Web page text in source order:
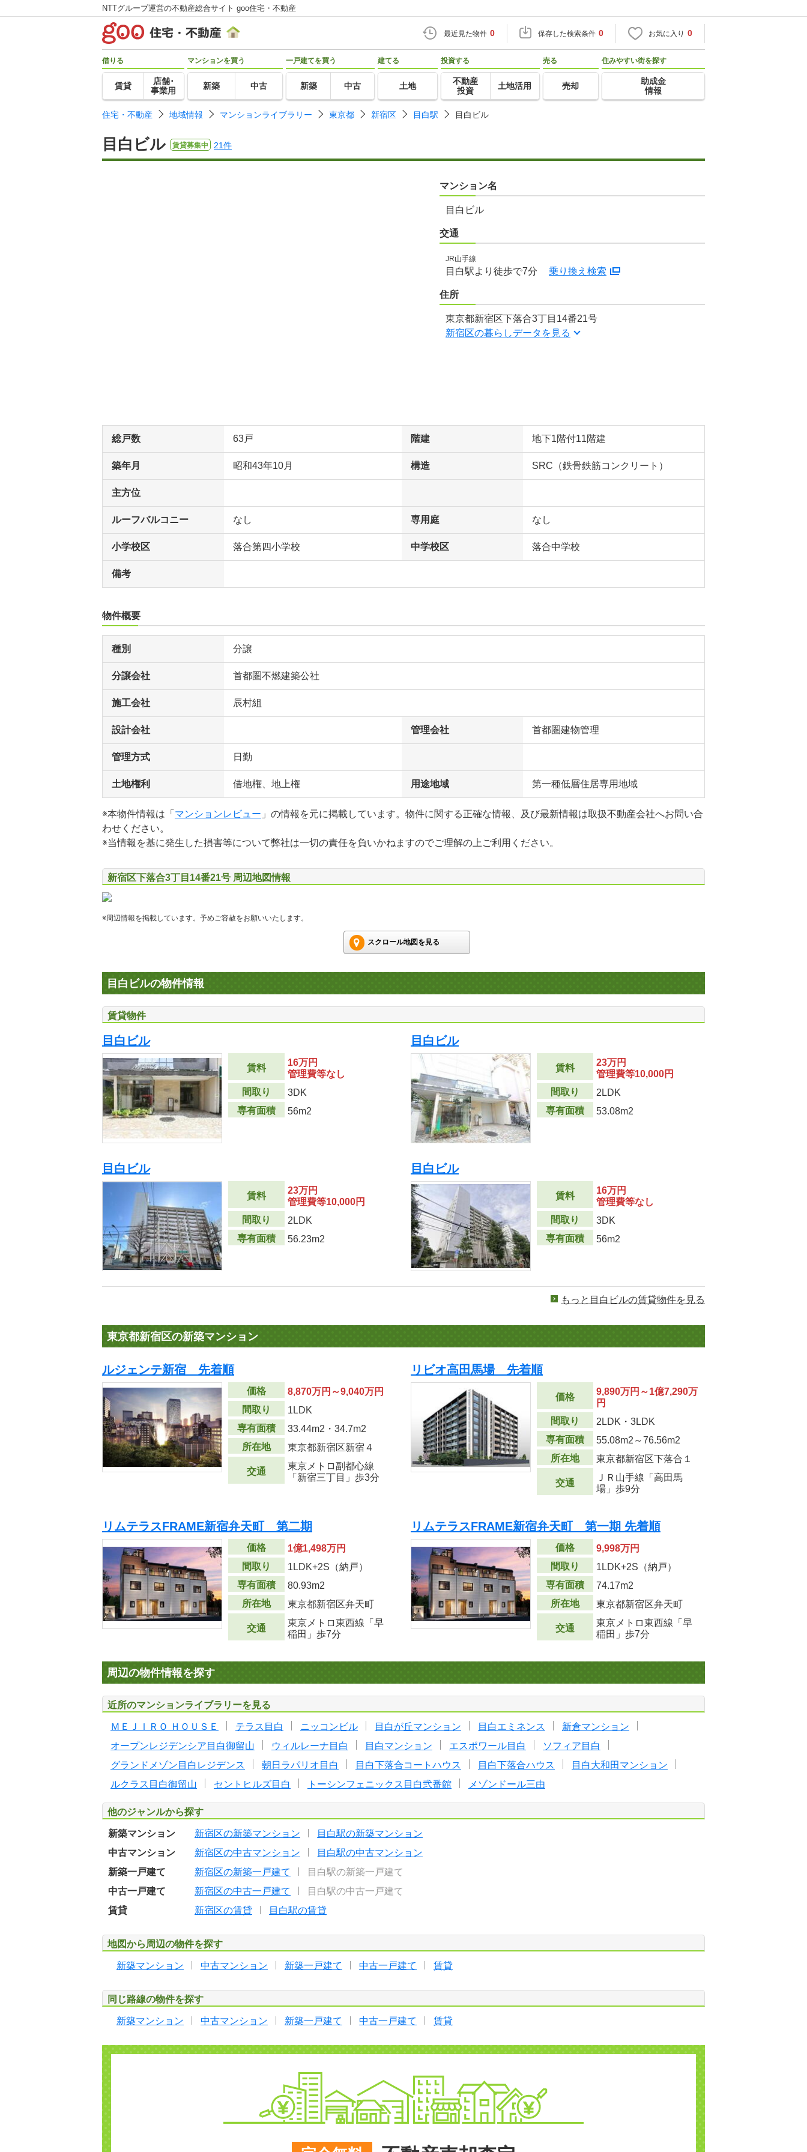
NTTグループ運営の不動産総合サイト goo住宅・不動産
最近見た物件 0 保存した検索条件 0 お気に入り 0
借りる
賃貸
店舗･
事業用
マンションを買う
新築 中古
一戸建てを買う
新築 中古
建てる
土地
投資する
不動産
投資
土地活用
売る
売却
住みやすい街を探す
助成金
情報
住宅・不動産 地域情報 マンションライブラリー 東京都 新宿区 目白駅 目白ビル
目白ビル 賃貸募集中 21件
マンション名
目白ビル
交通
JR山手線
目白駅より徒歩で7分 乗り換え検索
住所
東京都新宿区下落合3丁目14番21号
新宿区の暮らしデータを見る
総戸数 63戸 階建 地下1階付11階建
築年月 昭和43年10月 構造 SRC（鉄骨鉄筋コンクリート）
主方位
ルーフバルコニー なし 専用庭 なし
小学校区 落合第四小学校 中学校区 落合中学校
備考
物件概要
種別 分譲
分譲会社 首都圏不燃建築公社
施工会社 辰村組
設計会社 管理会社 首都圏建物管理
管理方式 日勤
土地権利 借地権、地上権 用途地域 第一種低層住居専用地域
※本物件情報は「 マンションレビュー 」の情報を元に掲載しています。物件に関する正確な情報、及び最新情報は取扱不動産会社へお問い合
わせください。
※当情報を基に発生した損害等について弊社は一切の責任を負いかねますのでご理解の上ご利用ください。
新宿区下落合3丁目14番21号 周辺地図情報
※周辺情報を掲載しています。予めご容赦をお願いいたします。
スクロール地図を見る
目白ビルの物件情報
賃貸物件
目白ビル
賃料
16万円
管理費等なし
間取り
3DK
専有面積
56m2
目白ビル
賃料
23万円
管理費等10,000円
間取り
2LDK
専有面積
53.08m2
目白ビル
賃料
23万円
管理費等10,000円
間取り
2LDK
専有面積
56.23m2
目白ビル
賃料
16万円
管理費等なし
間取り
3DK
専有面積
56m2
もっと目白ビルの賃貸物件を見る
東京都新宿区の新築マンション
ルジェンテ新宿 先着順
価格
8,870万円～9,040万円
間取り
1LDK
専有面積
33.44m2 ・34.7m2
所在地
東京都新宿区新宿４
交通
東京メトロ副都心線
「新宿三丁目」歩3分
リビオ高田馬場 先着順
価格
9,890万円～1億7,290万
円
間取り
2LDK・3LDK
専有面積
55.08m2 ～76.56m2
所在地
東京都新宿区下落合１
交通
ＪＲ山手線「高田馬
場」歩9分
リムテラスFRAME新宿弁天町 第二期
価格
1億1,498万円
間取り
1LDK+2S（納戸）
専有面積
80.93m2
所在地
東京都新宿区弁天町
交通
東京メトロ東西線「早
稲田」歩7分
リムテラスFRAME新宿弁天町 第一期 先着順
価格
9,998万円
間取り
1LDK+2S（納戸）
専有面積
74.17m2
所在地
東京都新宿区弁天町
交通
東京メトロ東西線「早
稲田」歩7分
周辺の物件情報を探す
近所のマンションライブラリーを見る
ＭＥＪＩＲＯ ＨＯＵＳＥ テラス目白 ニッコンビル 目白が丘マンション 目白エミネンス
新倉マンション
オープンレジデンシア目白御留山
ウィルレーナ目白 目白マンション エスポワール目白
ソフィア目白
グランドメゾン目白レジデンス
朝日ラパリオ目白 目白下落合コートハウス 目白下落合ハウス
目白大和田マンション
ルクラス目白御留山
セントヒルズ目白 トーシンフェニックス目白弐番館 メゾンドール三由
他のジャンルから探す
新築マンション 新宿区の新築マンション
目白駅の新築マンション
中古マンション
新宿区の中古マンション
目白駅の中古マンション
新築一戸建て
新宿区の新築一戸建て
目白駅の新築一戸建て
中古一戸建て
新宿区の中古一戸建て
目白駅の中古一戸建て
賃貸
新宿区の賃貸 目白駅の賃貸
地図から周辺の物件を探す
新築マンション 中古マンション 新築一戸建て 中古一戸建て 賃貸
同じ路線の物件を探す
新築マンション 中古マンション 新築一戸建て 中古一戸建て 賃貸